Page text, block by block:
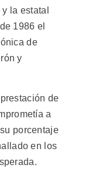
la estatal
1986 el
de
y
de
a
porcentaje
en los